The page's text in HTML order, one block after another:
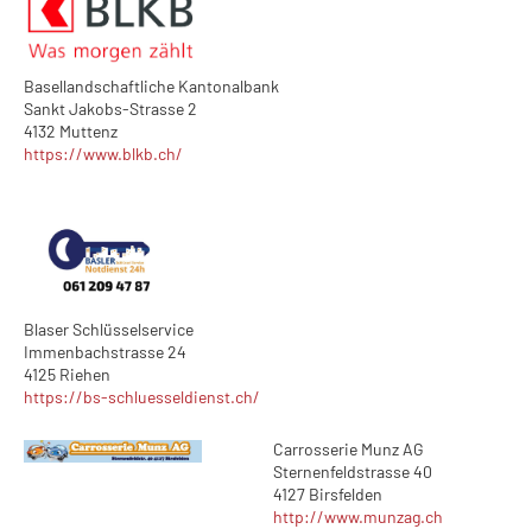
Basellandschaftliche Kantonalbank
Sankt Jakobs-Strasse 2
4132 Muttenz
https://www.blkb.ch/
Blaser Schlüsselservice
Immenbachstrasse 24
4125 Riehen
https://bs-schluesseldienst.ch/
Carrosserie Munz AG
Sternenfeldstrasse 40
4127 Birsfelden
http://www.munzag.ch